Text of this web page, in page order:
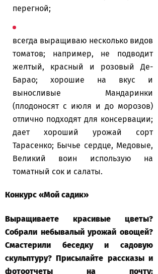
перегной;
всегда выращиваю несколько видов
томатов; например, не подводит
желтый, красный и розовый Де-
Барао; хорошие на вкус и
выносливые Мандаринки
(плодоносят с июля и до морозов)
отлично подходят для консервации;
дает хороший урожай сорт
Тарасенко; Бычье сердце, Медовые,
Великий воин использую на
томатный сок и салаты.
Конкурс «Мой садик»
Выращиваете красивые цветы?
Собрали небывалый урожай овощей?
Смастерили беседку и садовую
скульптуру? Присылайте рассказы и
фотоотчеты на почту: